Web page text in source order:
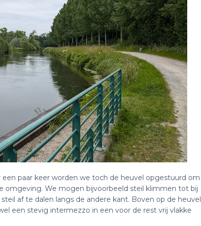
een paar keer worden we toch de heuvel opgestuurd om
omgeving. We mogen bijvoorbeeld steil klimmen tot bij
af te dalen langs de andere kant. Boven op de heuvel
een stevig intermezzo in een voor de rest vrij vlakke